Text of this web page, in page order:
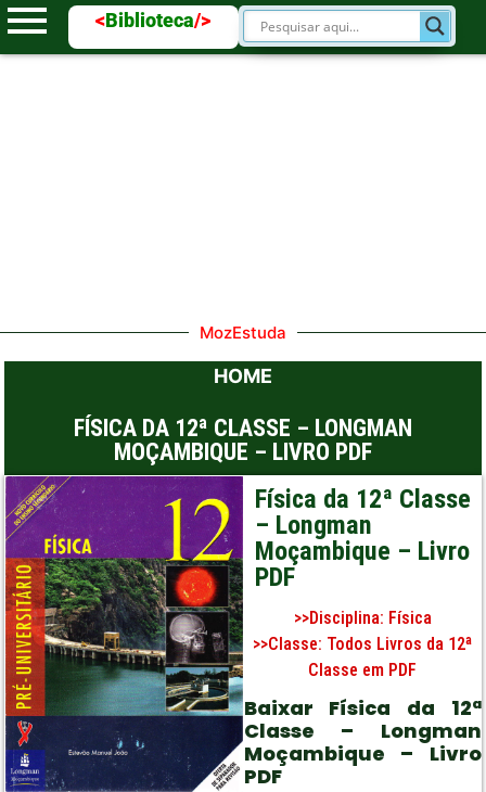
<Biblioteca/>
MozEstuda
HOME
FÍSICA DA 12ª CLASSE – LONGMAN
MOÇAMBIQUE – LIVRO PDF
Física da 12ª Classe
– Longman
Moçambique – Livro
PDF
>>Disciplina: Física
>>Classe: Todos Livros da 12ª
Classe em PDF
Baixar Física da 12ª
Classe – Longman
Moçambique – Livro
PDF